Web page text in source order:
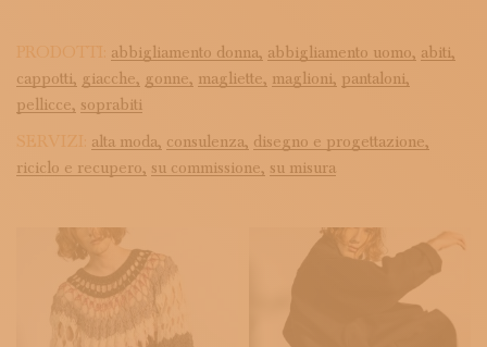
PRODOTTI: abbigliamento donna, abbigliamento uomo, abiti,
cappotti, giacche, gonne, magliette, maglioni, pantaloni,
pellicce, soprabiti
SERVIZI: alta moda, consulenza, disegno e progettazione,
riciclo e recupero, su commissione, su misura